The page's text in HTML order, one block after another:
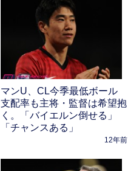
マンU、CL今季最低ボール
支配率も主将・監督は希望抱
く。「バイエルン倒せる」
「チャンスある」
12年前